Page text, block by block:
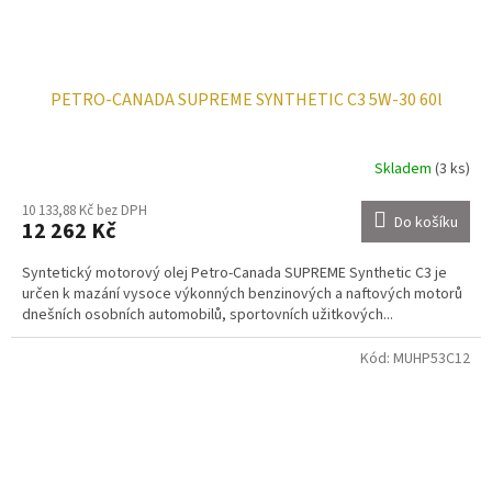
PETRO-CANADA SUPREME SYNTHETIC C3 5W-30 60l
Skladem (3 ks)
10 133,88 Kč bez DPH
12 262 Kč Do košíku
Syntetický motorový olej Petro-Canada SUPREME Synthetic C3 je
určen k mazání vysoce výkonných benzinových a naftových motorů
dnešních osobních automobilů, sportovních užitkových...
Kód: MUHP53C12